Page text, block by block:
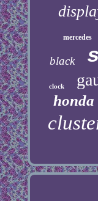
mercedes
black
clock
honda